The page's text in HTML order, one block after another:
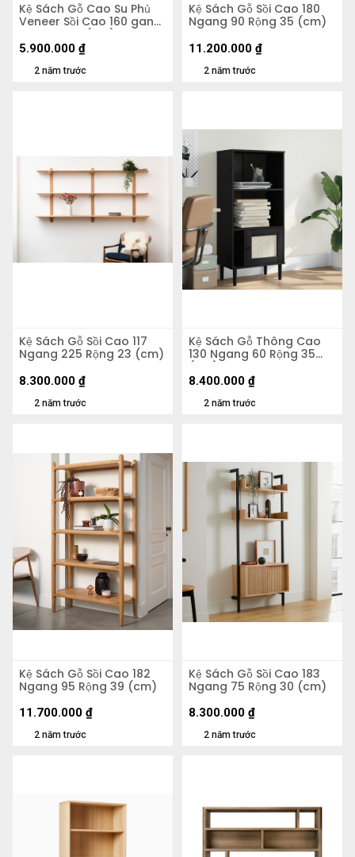
Kệ Sách Gỗ Cao Su Phủ
Veneer Sồi Cao 160 gang
70 Rộng 30 (cm)
2 năm trước
5.900.000 ₫
Kệ Sách Gỗ Sồi Cao 180
Ngang 90 Rộng 35 (cm)
2 năm trước
11.200.000 ₫
Kệ Sách Gỗ Sồi Cao 117
Ngang 225 Rộng 23 (cm)
2 năm trước
8.300.000 ₫
Kệ Sách Gỗ Thông Cao
130 Ngang 60 Rộng 35
(cm)
2 năm trước
8.400.000 ₫
Kệ Sách Gỗ Sồi Cao 182
Ngang 95 Rộng 39 (cm)
2 năm trước
11.700.000 ₫
Kệ Sách Gỗ Sồi Cao 183
Ngang 75 Rộng 30 (cm)
2 năm trước
8.300.000 ₫